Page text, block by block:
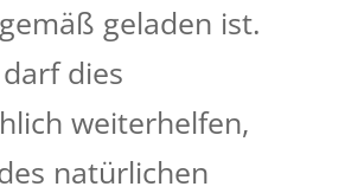
geladen ist.
dies
weiterhelfen,
natürlichen